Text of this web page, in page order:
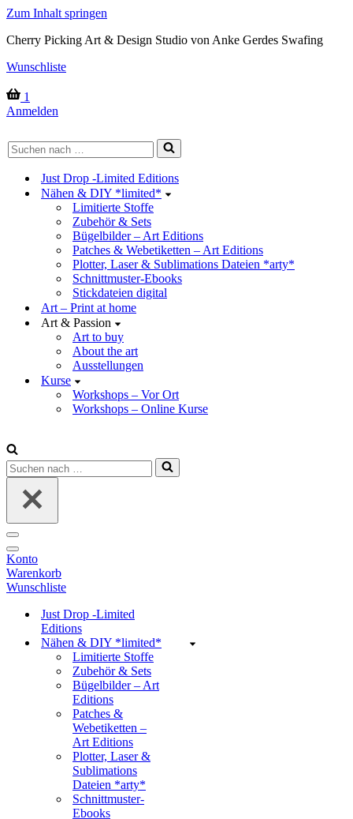
Zum Inhalt springen
Cherry Picking Art & Design Studio von Anke Gerdes Swafing
Wunschliste
Warenkorb
1
Anmelden
Suchen
nach …
Just Drop -Limited Editions
Nähen & DIY *limited*
Limitierte Stoffe
Zubehör & Sets
Bügelbilder – Art Editions
Patches & Webetiketten – Art Editions
Plotter, Laser & Sublimations Dateien *arty*
Schnittmuster-Ebooks
Stickdateien digital
Art – Print at home
Art & Passion
Art to buy
About the art
Ausstellungen
Kurse
Workshops – Vor Ort
Workshops – Online Kurse
Suchen
nach …
Navigations-
Menü
Navigations-
Menü
Konto
Warenkorb
Wunschliste
Just Drop -Limited
Editions
Nähen & DIY *limited*
Limitierte Stoffe
Zubehör & Sets
Bügelbilder – Art
Editions
Patches &
Webetiketten –
Art Editions
Plotter, Laser &
Sublimations
Dateien *arty*
Schnittmuster-
Ebooks